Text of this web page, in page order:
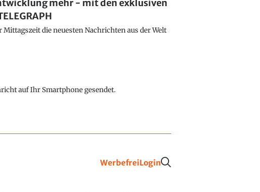
mehr - mit den exklusiven
die neuesten Nachrichten aus der Welt
auf Ihr Smartphone gesendet.
WerbefreiLogin